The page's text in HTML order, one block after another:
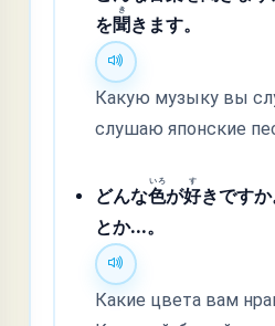
を聞
き
きます。
Какую музыку вы
слушаю японские
どんな色
いろ
が好
す
きです
とか...。
Какие цвета вам